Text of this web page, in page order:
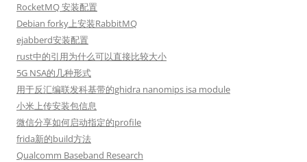
RocketMQ 安装配置
Debian forky上安装RabbitMQ
ejabberd安装配置
rust中的引用为什么可以直接比较大小
5G NSA的几种形式
用于反汇编联发科基带的ghidra nanomips isa module
小米上传安装包信息
微信分享如何启动指定的profile
frida新的build方法
Qualcomm Baseband Research